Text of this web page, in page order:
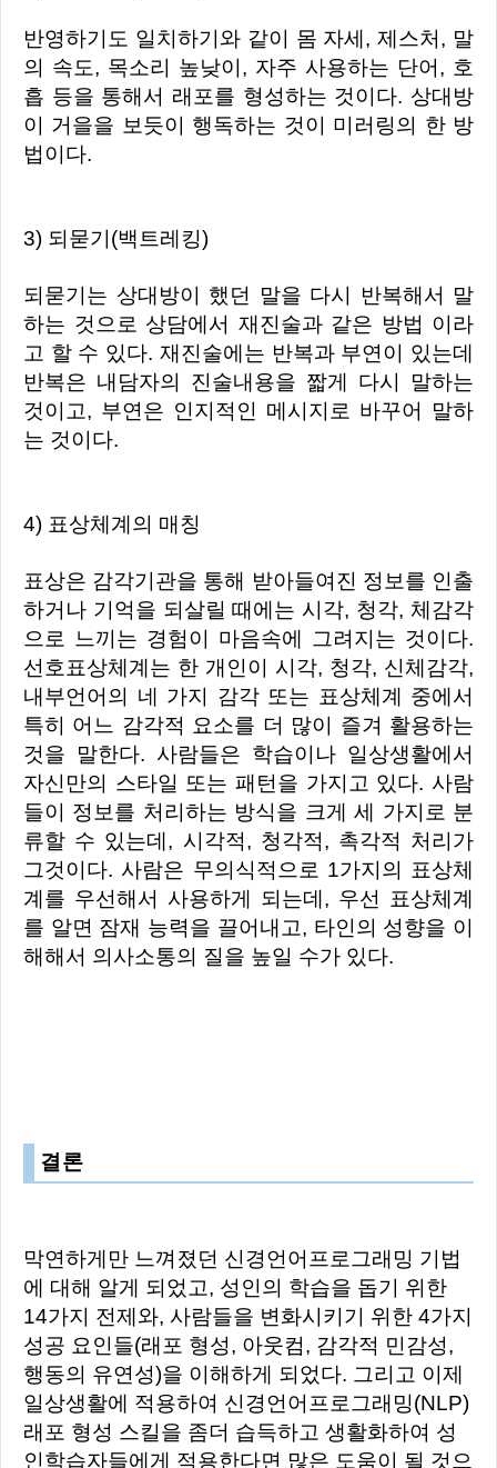
반영하기도 일치하기와 같이 몸 자세, 제스처, 말
의 속도, 목소리 높낮이, 자주 사용하는 단어, 호
흡 등을 통해서 래포를 형성하는 것이다. 상대방
이 거을을 보듯이 행독하는 것이 미러링의 한 방
법이다.
3) 되묻기(백트레킹)
되묻기는 상대방이 했던 말을 다시 반복해서 말
하는 것으로 상담에서 재진술과 같은 방법 이라
고 할 수 있다. 재진술에는 반복과 부연이 있는데
반복은 내담자의 진술내용을 짧게 다시 말하는
것이고, 부연은 인지적인 메시지로 바꾸어 말하
는 것이다.
4) 표상체계의 매칭
표상은 감각기관을 통해 받아들여진 정보를 인출
하거나 기억을 되살릴 때에는 시각, 청각, 체감각
으로 느끼는 경험이 마음속에 그려지는 것이다.
선호표상체계는 한 개인이 시각, 청각, 신체감각,
내부언어의 네 가지 감각 또는 표상체계 중에서
특히 어느 감각적 요소를 더 많이 즐겨 활용하는
것을 말한다. 사람들은 학습이나 일상생활에서
자신만의 스타일 또는 패턴을 가지고 있다. 사람
들이 정보를 처리하는 방식을 크게 세 가지로 분
류할 수 있는데, 시각적, 청각적, 촉각적 처리가
그것이다. 사람은 무의식적으로 1가지의 표상체
계를 우선해서 사용하게 되는데, 우선 표상체계
를 알면 잠재 능력을 끌어내고, 타인의 성향을 이
해해서 의사소통의 질을 높일 수가 있다.
결론
막연하게만 느껴졌던 신경언어프로그래밍 기법
에 대해 알게 되었고, 성인의 학습을 돕기 위한
14가지 전제와, 사람들을 변화시키기 위한 4가지
성공 요인들(래포 형성, 아웃컴, 감각적 민감성,
행동의 유연성)을 이해하게 되었다. 그리고 이제
일상생활에 적용하여 신경언어프로그래밍(NLP)
래포 형성 스킬을 좀더 습득하고 생활화하여 성
인학습자들에게 적용한다면 많은 도움이 될 것으